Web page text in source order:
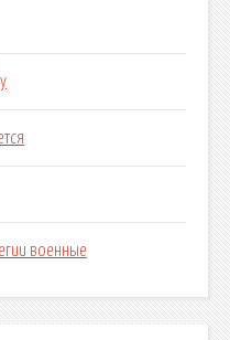
военные